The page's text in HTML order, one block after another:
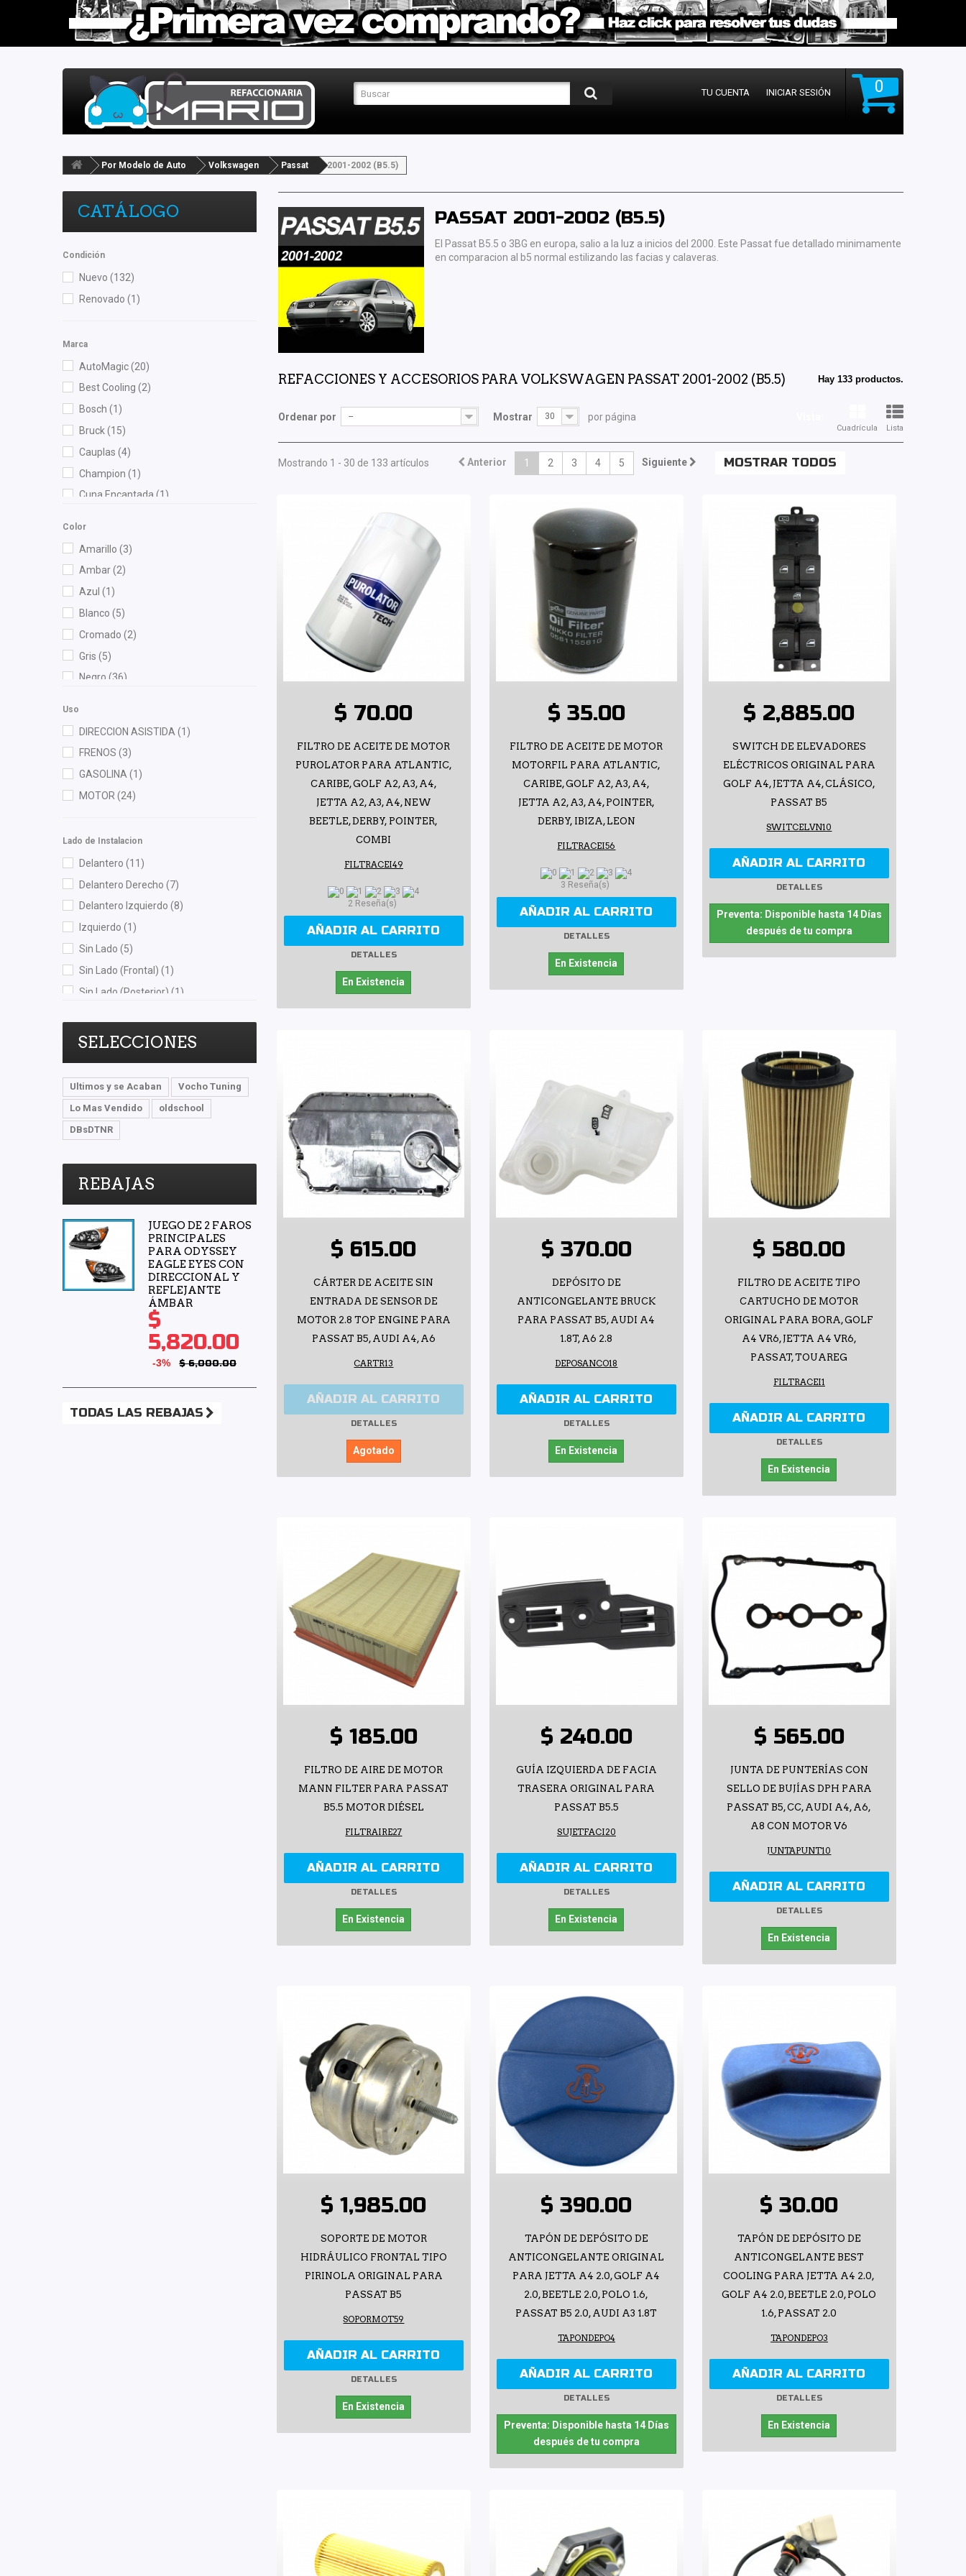
0
TU CUENTA INICIAR SESIÓN
Por Modelo de Auto Volkswagen Passat 2001-2002 (B5.5)
CATÁLOGO
Condición
Nuevo (132)
Renovado (1)
Marca
AutoMagic(20)
Best Cooling (2)
Bosch (1)
Bruck(15)
Cauplas (4)
Champion (1)
Cuna Encantada (1)
M Series(2)
Mann Filter
Mirsa Mikas Infante Ruiz
Moresa (2)
NGK(1)
OEP(2)
Polar(3)
Purolator (1)
RACE(1)
Recal (11)
Safety(1)
Shift It(5)
Top Engine (1)
Tunix(1)
Volkswagen (Original)(20)
Yokomitsu
Color
Amarillo (3)
Ambar(2)
Azul (1)
Blanco (5)
Cromado (2)
Gris (5)
Negro (36)
Uso
DIRECCION ASISTIDA (1)
FRENOS (3)
GASOLINA (1)
MOTOR (24)
Lado de Instalacion
Delantero (11)
Delantero Derecho (7)
Delantero Izquierdo (8)
Izquierdo (1)
Sin Lado (5)
Sin Lado (Frontal) (1)
Sin Lado (Posterior) (1)
Trasero Derecho(1)
SELECCIONES
Ultimos y se Acaban
Vocho Tuning
Lo Mas Vendido
oldschool
DBsDTNR
REBAJAS
JUEGO DE 2 FAROS
PRINCIPALES
PARA ODYSSEY
EAGLE EYES CON
DIRECCIONAL Y
REFLEJANTE
ÁMBAR
$
5,820.00
-3% $ 6,000.00
TODAS LAS REBAJAS
PASSAT 2001-2002 (B5.5)
El Passat B5.5 o 3BG en europa, salio a la luz a inicios del 2000. Este Passat fue detallado minimamente
en comparacion al b5 normal estilizando las facias y calaveras.
REFACCIONES Y ACCESORIOS PARA VOLKSWAGEN PASSAT 2001-2002 (B5.5) Hay 133 productos.
Cuadrícula Lista
Ordenar por -- Mostrar 30 por página
MOSTRAR TODOS
Anterior 1 2 3 4 5 Siguiente
Mostrando 1 - 30 de 133 artículos
$ 70.00
FILTRO DE ACEITE DE MOTOR
PUROLATOR PARA ATLANTIC,
CARIBE, GOLF A2, A3, A4,
JETTA A2, A3, A4, NEW
BEETLE, DERBY, POINTER,
COMBI
FILTRACEI49
2 Reseña(s)
AÑADIR AL CARRITO
DETALLES
En Existencia
$ 35.00
FILTRO DE ACEITE DE MOTOR
MOTORFIL PARA ATLANTIC,
CARIBE, GOLF A2, A3, A4,
JETTA A2, A3, A4, POINTER,
DERBY, IBIZA, LEON
FILTRACEI56
3 Reseña(s)
AÑADIR AL CARRITO
DETALLES
En Existencia
$ 2,885.00
SWITCH DE ELEVADORES
ELÉCTRICOS ORIGINAL PARA
GOLF A4, JETTA A4, CLÁSICO,
PASSAT B5
SWITCELVN10
AÑADIR AL CARRITO
DETALLES
Preventa: Disponible hasta 14 Días
después de tu compra
$ 615.00
CÁRTER DE ACEITE SIN
ENTRADA DE SENSOR DE
MOTOR 2.8 TOP ENGINE PARA
PASSAT B5, AUDI A4, A6
CARTR13
AÑADIR AL CARRITO
DETALLES
Agotado
$ 370.00
DEPÓSITO DE
ANTICONGELANTE BRUCK
PARA PASSAT B5, AUDI A4
1.8T, A6 2.8
DEPOSANCO18
AÑADIR AL CARRITO
DETALLES
En Existencia
$ 580.00
FILTRO DE ACEITE TIPO
CARTUCHO DE MOTOR
ORIGINAL PARA BORA, GOLF
A4 VR6, JETTA A4 VR6,
PASSAT, TOUAREG
FILTRACEI1
AÑADIR AL CARRITO
DETALLES
En Existencia
$ 185.00
FILTRO DE AIRE DE MOTOR
MANN FILTER PARA PASSAT
B5.5 MOTOR DIÉSEL
FILTRAIRE27
AÑADIR AL CARRITO
DETALLES
En Existencia
$ 240.00
GUÍA IZQUIERDA DE FACIA
TRASERA ORIGINAL PARA
PASSAT B5.5
SUJETFACI20
AÑADIR AL CARRITO
DETALLES
En Existencia
$ 565.00
JUNTA DE PUNTERÍAS CON
SELLO DE BUJÍAS DPH PARA
PASSAT B5, CC, AUDI A4, A6,
A8 CON MOTOR V6
JUNTAPUNT10
AÑADIR AL CARRITO
DETALLES
En Existencia
$ 1,985.00
SOPORTE DE MOTOR
HIDRÁULICO FRONTAL TIPO
PIRINOLA ORIGINAL PARA
PASSAT B5
SOPORMOT59
AÑADIR AL CARRITO
DETALLES
En Existencia
$ 390.00
TAPÓN DE DEPÓSITO DE
ANTICONGELANTE ORIGINAL
PARA JETTA A4 2.0, GOLF A4
2.0, BEETLE 2.0, POLO 1.6,
PASSAT B5 2.0, AUDI A3 1.8T
TAPONDEPO4
AÑADIR AL CARRITO
DETALLES
Preventa: Disponible hasta 14 Días
después de tu compra
$ 30.00
TAPÓN DE DEPÓSITO DE
ANTICONGELANTE BEST
COOLING PARA JETTA A4 2.0,
GOLF A4 2.0, BEETLE 2.0, POLO
1.6, PASSAT 2.0
TAPONDEPO3
AÑADIR AL CARRITO
DETALLES
En Existencia